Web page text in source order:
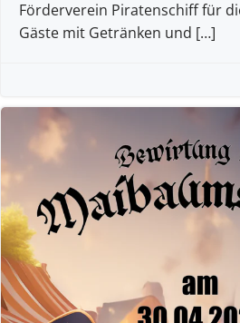
Förderverein Piratenschiff für
Gäste mit Getränken und […]